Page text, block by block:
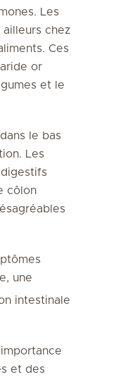
Les
chez
Ces
or
et le
le bas
Les
côlon
une
intestinale
et des